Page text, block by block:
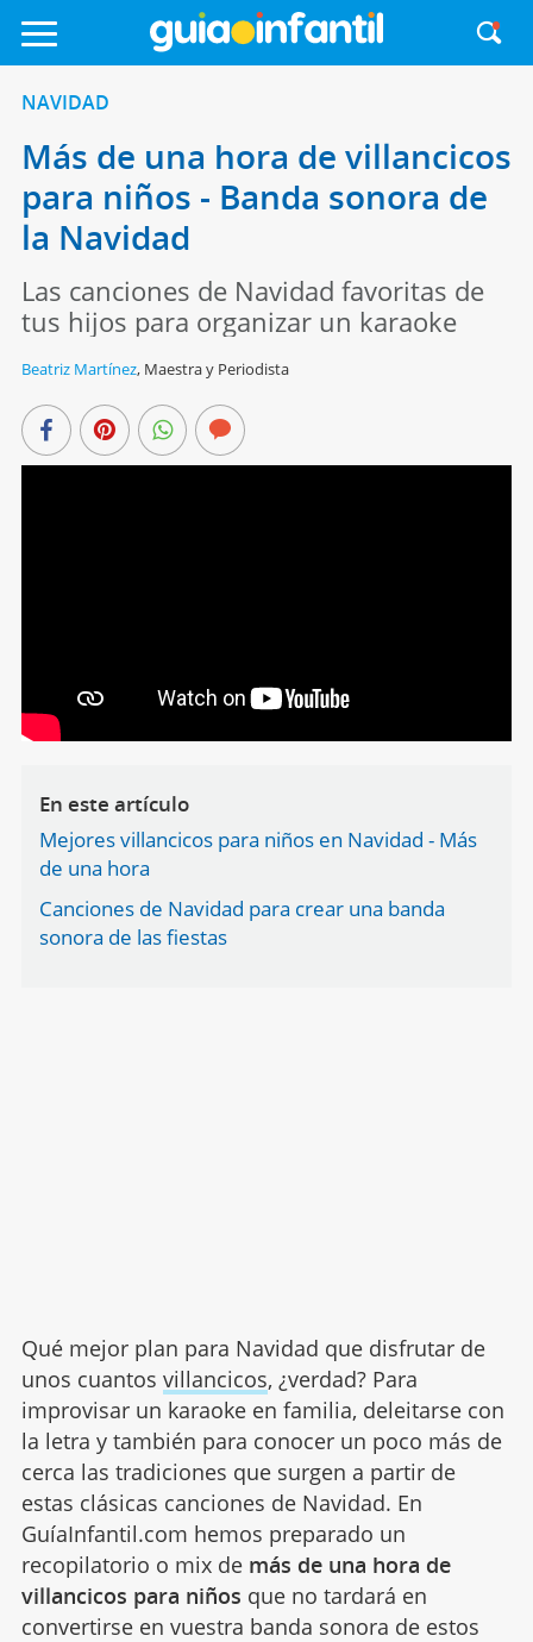
NAVIDAD
Más de una hora de villancicos
para niños - Banda sonora de
la Navidad
Las canciones de Navidad favoritas de
tus hijos para organizar un karaoke
Beatriz Martínez, Maestra y Periodista
En este artículo
Mejores villancicos para niños en Navidad - Más
de una hora
Canciones de Navidad para crear una banda
sonora de las fiestas
Qué mejor plan para Navidad que disfrutar de
unos cuantos villancicos, ¿verdad? Para
improvisar un karaoke en familia, deleitarse con
la letra y también para conocer un poco más de
cerca las tradiciones que surgen a partir de
estas clásicas canciones de Navidad. En
GuíaInfantil.com hemos preparado un
recopilatorio o mix de más de una hora de
villancicos para niños que no tardará en
convertirse en vuestra banda sonora de estos